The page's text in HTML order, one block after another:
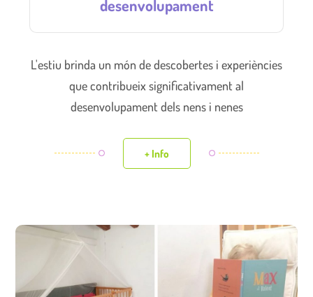
desenvolupament
L'estiu brinda un món de descobertes i experiències
que contribueix significativament al
desenvolupament dels nens i nenes
+ Info